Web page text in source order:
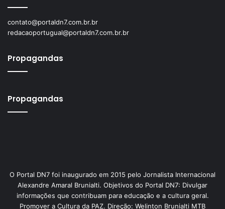
contato@portaldn7.com.br.br
redacaoportugual@portaldn7.com.br.br
Propagandas
Propagandas
O Portal DN7 foi inaugurado em 2015 pelo Jornalista Internacional
Alexandre Amaral Brunialti. Objetivos do Portal DN7: Divulgar
informações que contribuam para educação e a cultura geral.
Promover a Cultura da PAZ. Direção: Welinton Brunialti MTB